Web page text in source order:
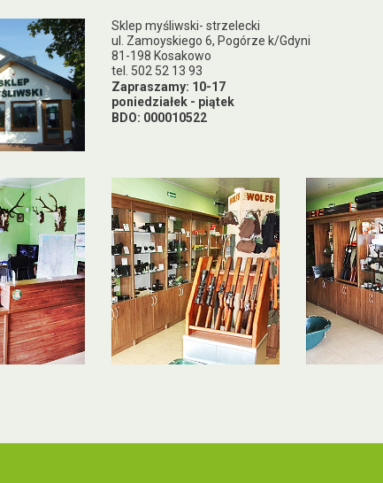
Sklep myśliwski- strzelecki
ul. Zamoyskiego 6, Pogórze k/Gdyni
81-198 Kosakowo
tel. 502 52 13 93
Zapraszamy: 10-17
poniedziałek - piątek
BDO: 000010522